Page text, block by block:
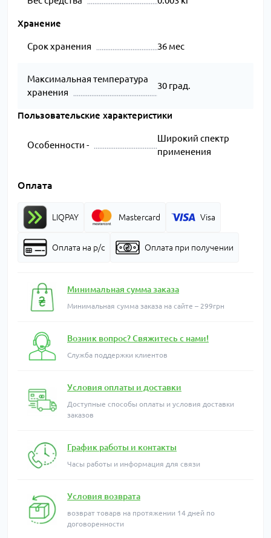
Хранение
Срок хранения 36 мес
Максимальная температура
хранения
30 град.
Пользовательские характеристики
Особенности -
Широкий спектр
применения
Оплата
LIQPAY Mastercard Visa
Оплата на р/с Оплата при получении
Минимальная сумма заказа
Минимальная сумма заказа на сайте – 299грн
Возник вопрос? Свяжитесь с нами!
Служба поддержки клиентов
Условия оплаты и доставки
Доступные способы оплаты и условия доставки
заказов
График работы и контакты
Часы работы и информация для связи
Условия возврата
возврат товарв на протяжении 14 дней по
договоренности